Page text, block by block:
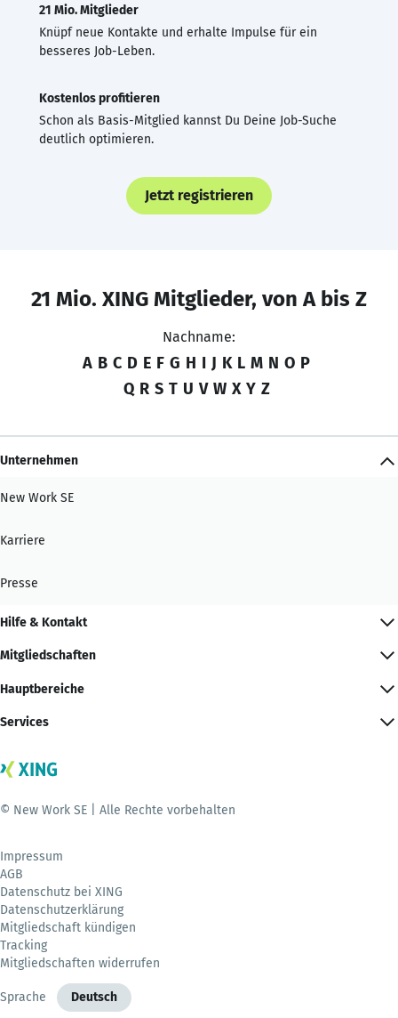
21 Mio. Mitglieder
Knüpf neue Kontakte und erhalte Impulse für ein
besseres Job-Leben.
Kostenlos profitieren
Schon als Basis-Mitglied kannst Du Deine Job-Suche
deutlich optimieren.
Jetzt registrieren
21 Mio. XING Mitglieder, von A bis Z
Nachname:
A B C D E F G H I J K L M N O P
Q R S T U V W X Y Z
Unternehmen
New Work SE
Karriere
Presse
Hilfe & Kontakt
Mitgliedschaften
Hauptbereiche
Services
© New Work SE | Alle Rechte vorbehalten
Impressum
AGB
Datenschutz bei XING
Datenschutzerklärung
Mitgliedschaft kündigen
Tracking
Mitgliedschaften widerrufen
Sprache Deutsch